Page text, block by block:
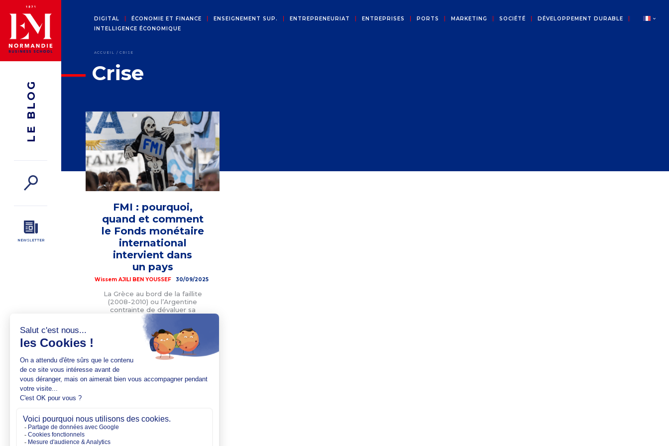
DIGITAL ÉCONOMIE ET FINANCE ENSEIGNEMENT SUP. ENTREPRENEURIAT ENTREPRISES PORTS MARKETING SOCIÉTÉ
DÉVELOPPEMENT DURABLE
INTELLIGENCE ÉCONOMIQUE
ACCUEIL CRISE
LE BLOG
NEWSLETTER
Crise
FMI : pourquoi,
quand et comment
le Fonds monétaire
international
intervient dans
un pays
Wissem AJILI BEN YOUSSEF 30/09/2025
La Grèce au bord de la faillite
(2008-2010) ou l’Argentine
contrainte de dévaluer sa
monnaie (2023)… dans chaque
crise économique majeure, une
institution revient sur le devant
de la scène : le Fonds
monétaire international (FMI).
Mais quel est le rôle exact de
cette institution fondée en
1944 ? Institution créée en
vertu des accords […]